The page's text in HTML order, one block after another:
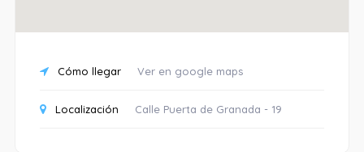
Cómo llegar Ver en google maps
Localización Calle Puerta de Granada - 19